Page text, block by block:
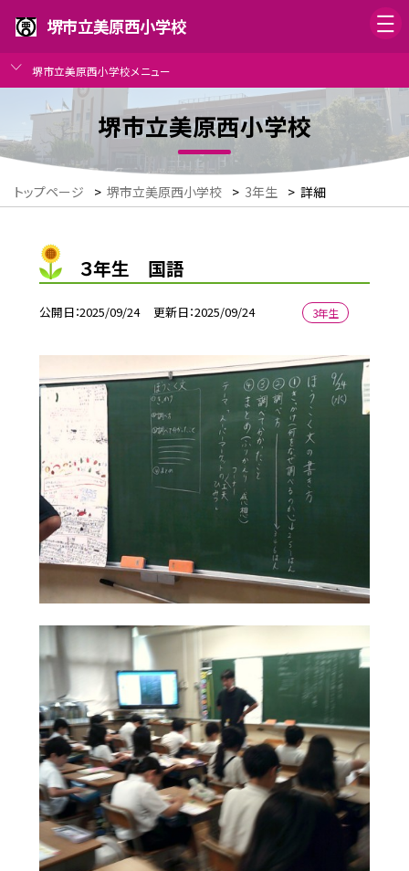
堺市立美原西小学校
堺市立美原西小学校メニュー
堺市立美原西小学校
トップページ > 堺市立美原西小学校 > 3年生 > 詳細
３年生 国語
公開日 2025/09/24 更新日 2025/09/24 3年生